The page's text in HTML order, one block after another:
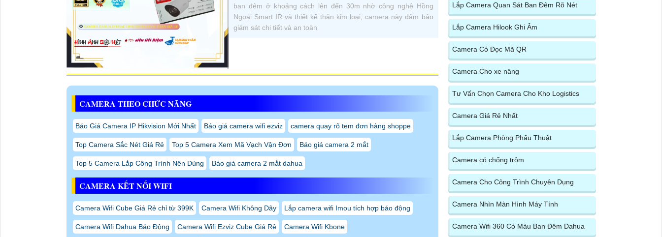
ban đêm ở khoảng cách lên đến 30m nhờ công nghệ Hồng
Ngoại Smart IR và thiết kế thân kim loại, camera này đảm bảo
giám sát chi tiết và an toàn
CAMERA THEO CHỨC NĂNG
Báo Giá Camera IP Hikvision Mới Nhất Báo giá camera wifi ezviz camera quay rõ tem đơn hàng shoppe
Top Camera Sắc Nét Giá Rẻ Top 5 Camera Xem Mã Vạch Vận Đơn Báo giá camera 2 mắt
Top 5 Camera Lắp Công Trình Nên Dùng Báo giá camera 2 mắt dahua
CAMERA KẾT NỐI WIFI
Camera Wifi Cube Giá Rẻ chỉ từ 399K Camera Wifi Không Dây Lắp camera wifi Imou tích hợp báo động
Camera Wifi Dahua Báo Động Camera Wifi Ezviz Cube Giá Rẻ Camera Wifi Kbone
Lắp Camera Quan Sát Ban Đêm Rõ Nét
Lắp Camera Hilook Ghi Âm
Camera Có Đọc Mã QR
Camera Cho xe nâng
Tư Vấn Chọn Camera Cho Kho Logistics
Camera Giá Rẻ Nhất
Lắp Camera Phòng Phẩu Thuật
Camera có chống trộm
Camera Cho Công Trình Chuyên Dụng
Camera Nhìn Màn Hình Máy Tính
Camera Wifi 360 Có Màu Ban Đêm Dahua